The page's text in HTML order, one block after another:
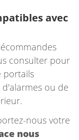
avec
consulter pour
portails
ou de
nous votre
nous